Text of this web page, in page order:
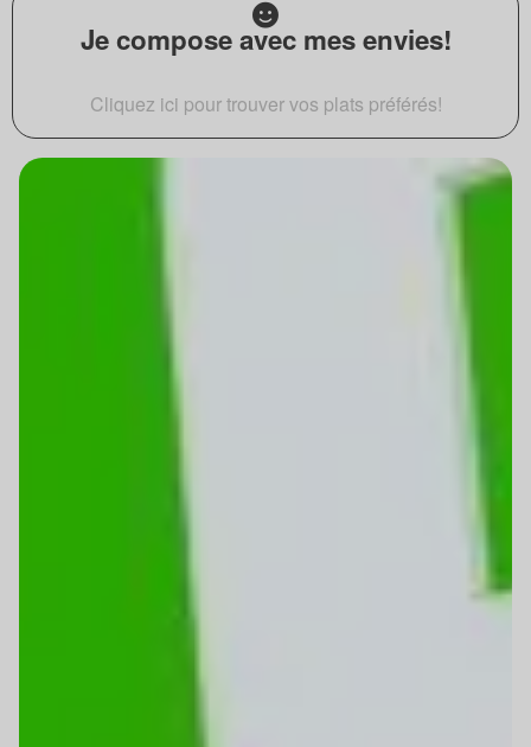
Je compose avec mes envies!
Cliquez ici pour trouver vos plats préférés!